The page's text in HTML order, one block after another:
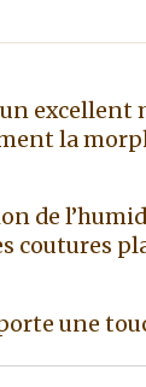
excellent
la
de
coutures
une